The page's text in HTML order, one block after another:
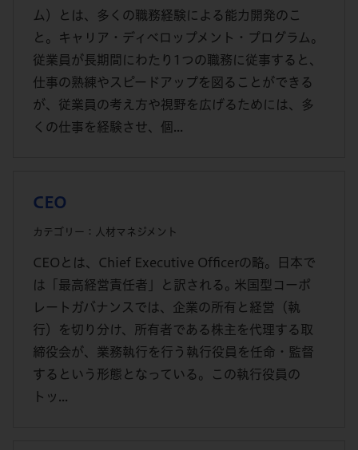
ム）とは、多くの職務経験による能力開発のこ
と。キャリア・ディベロップメント・プログラム。
従業員が長期間にわたり1つの職務に従事すると、
仕事の熟練やスピードアップを図ることができる
が、従業員の考え方や視野を広げるためには、多
くの仕事を経験させ、個...
CEO
カテゴリー：人材マネジメント
CEOとは、Chief Executive Officerの略。日本で
は「最高経営責任者」と訳される｡ 米国型コーポ
レートガバナンスでは、企業の所有と経営（執
行）を切り分け、所有者である株主を代理する取
締役会が、業務執行を行う執行役員を任命・監督
するという形態となっている。この執行役員の
トッ...